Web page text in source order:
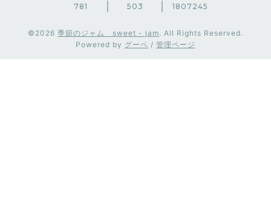
781 503 1807245
©2026 季節のジャム sweet - jam. All Rights Reserved.
Powered by グーペ / 管理ページ